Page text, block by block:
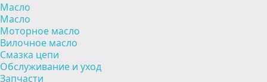
Масло
Масло
Моторное масло
Вилочное масло
Смазка цепи
Обслуживание и уход
Запчасти